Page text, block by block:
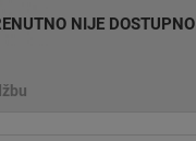
NIJE DOSTUPNO